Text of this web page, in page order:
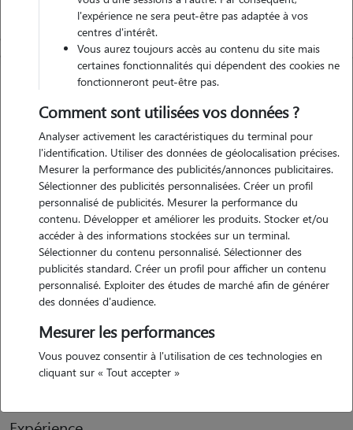
Motivation
/! je ne garde que les chiots puisque mon chat a peur des grands! je
respecterai vos demandes concernant votre compagnon. je suis très
patiente et douce avec les animaux et ferais en sorte de ne jamais le
stresser dans le cas ou il n'aurait pas l'habitude de nouvelles
personnes s'occupant de lui dans sa vie.
actuellement graphiste freelance, je travaille à mon compte de chez
moi donc je peux aménager mon emploi du temps comme bon me
semble. je me déplace en voiture.
l'expérience ne sera peut-être pas adaptée à vos
centres d'intérêt.
Vous aurez toujours accès au contenu du site mais
certaines fonctionnalités qui dépendent des cookies ne
fonctionneront peut-être pas.
Comment sont utilisées vos données ?
Analyser activement les caractéristiques du terminal pour
l'identification. Utiliser des données de géolocalisation précises.
Mesurer la performance des publicités/annonces publicitaires.
Sélectionner des publicités personnalisées. Créer un profil
personnalisé de publicités. Mesurer la performance du
contenu. Développer et améliorer les produits. Stocker et/ou
accéder à des informations stockées sur un terminal.
Sélectionner du contenu personnalisé. Sélectionner des
publicités standard. Créer un profil pour afficher un contenu
personnalisé. Exploiter des études de marché afin de générer
des données d'audience.
Mesurer les performances
Vous pouvez consentir à l'utilisation de ces technologies en
cliquant sur « Tout accepter »